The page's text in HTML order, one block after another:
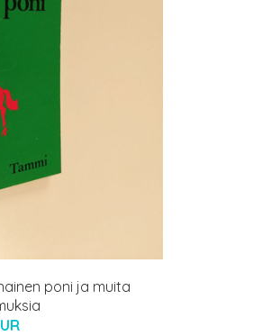
poni ja muita